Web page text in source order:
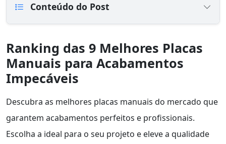
Conteúdo do Post
Ranking das 9 Melhores Placas
Manuais para Acabamentos
Impecáveis
Descubra as melhores placas manuais do mercado que
garantem acabamentos perfeitos e profissionais.
Escolha a ideal para o seu projeto e eleve a qualidade